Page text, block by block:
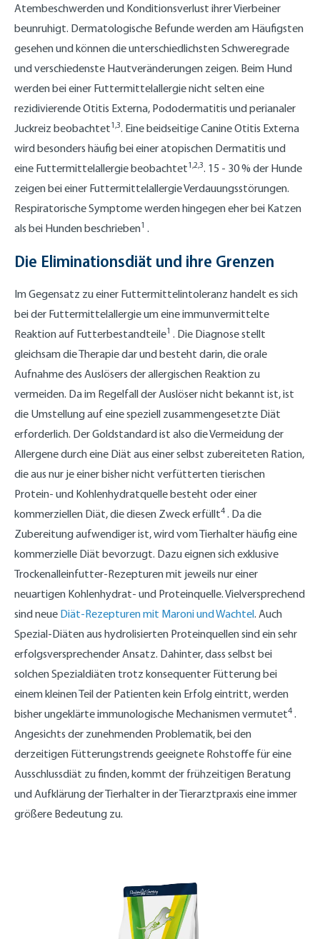
Atembeschwerden und Konditionsverlust ihrer Vierbeiner
beunruhigt. Dermatologische Befunde werden am Häufigsten
gesehen und können die unterschiedlichsten Schweregrade
und verschiedenste Hautveränderungen zeigen. Beim Hund
werden bei einer Futtermittelallergie nicht selten eine
rezidivierende Otitis Externa, Pododermatitis und perianaler
Juckreiz beobachtet1,3. Eine beidseitige Canine Otitis Externa
wird besonders häufig bei einer atopischen Dermatitis und
eine Futtermittelallergie beobachtet1,2,3. 15 - 30 % der Hunde
zeigen bei einer Futtermittelallergie Verdauungsstörungen.
Respiratorische Symptome werden hingegen eher bei Katzen
als bei Hunden beschrieben1 .
Die Eliminationsdiät und ihre Grenzen
Im Gegensatz zu einer Futtermittelintoleranz handelt es sich
bei der Futtermittelallergie um eine immunvermittelte
Reaktion auf Futterbestandteile1 . Die Diagnose stellt
gleichsam die Therapie dar und besteht darin, die orale
Aufnahme des Auslösers der allergischen Reaktion zu
vermeiden. Da im Regelfall der Auslöser nicht bekannt ist, ist
die Umstellung auf eine speziell zusammengesetzte Diät
erforderlich. Der Goldstandard ist also die Vermeidung der
Allergene durch eine Diät aus einer selbst zubereiteten Ration,
die aus nur je einer bisher nicht verfütterten tierischen
Protein- und Kohlenhydratquelle besteht oder einer
kommerziellen Diät, die diesen Zweck erfüllt4 . Da die
Zubereitung aufwendiger ist, wird vom Tierhalter häufig eine
kommerzielle Diät bevorzugt. Dazu eignen sich exklusive
Trockenalleinfutter-Rezepturen mit jeweils nur einer
neuartigen Kohlenhydrat- und Proteinquelle. Vielversprechend
sind neue Diät-Rezepturen mit Maroni und Wachtel. Auch
Spezial-Diäten aus hydrolisierten Proteinquellen sind ein sehr
erfolgsversprechender Ansatz. Dahinter, dass selbst bei
solchen Spezialdiäten trotz konsequenter Fütterung bei
einem kleinen Teil der Patienten kein Erfolg eintritt, werden
bisher ungeklärte immunologische Mechanismen vermutet4 .
Angesichts der zunehmenden Problematik, bei den
derzeitigen Fütterungstrends geeignete Rohstoffe für eine
Ausschlussdiät zu finden, kommt der frühzeitigen Beratung
und Aufklärung der Tierhalter in der Tierarztpraxis eine immer
größere Bedeutung zu.